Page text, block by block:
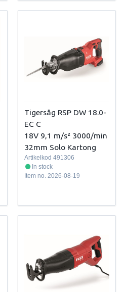
Tigersåg RSP DW 18.0-
EC C
18V 9,1 m/s² 3000/min
32mm Solo Kartong
Artikelkod 491306
In stock
Item no. 2026-08-19